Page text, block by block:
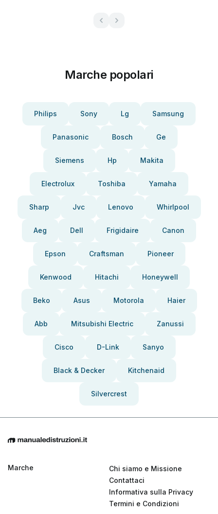
Marche popolari
Philips Sony Lg Samsung
Panasonic Bosch Ge
Siemens Hp Makita
Electrolux Toshiba Yamaha
Sharp Jvc Lenovo Whirlpool
Aeg Dell Frigidaire Canon
Epson Craftsman Pioneer
Kenwood Hitachi Honeywell
Beko Asus Motorola Haier
Abb Mitsubishi Electric Zanussi
Cisco D-Link Sanyo
Black & Decker Kitchenaid
Silvercrest
Marche
Chi siamo e Missione
Contattaci
Informativa sulla Privacy
Termini e Condizioni